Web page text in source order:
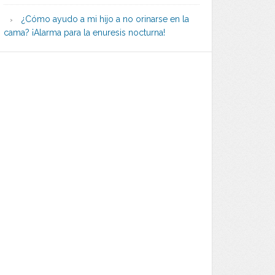
¿Cómo ayudo a mi hijo a no orinarse en la
cama? ¡Alarma para la enuresis nocturna!